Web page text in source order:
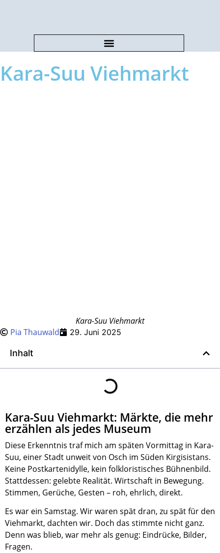
Kara-Suu Viehmarkt
Kara-Suu Viehmarkt
Pia Thauwald
29. Juni 2025
Inhalt
Kara-Suu Viehmarkt: Märkte, die mehr
erzählen als jedes Museum
Diese Erkenntnis traf mich am späten Vormittag in Kara-
Suu, einer Stadt unweit von Osch im Süden Kirgisistans.
Keine Postkartenidylle, kein folkloristisches Bühnenbild.
Stattdessen: gelebte Realität. Wirtschaft in Bewegung.
Stimmen, Gerüche, Gesten – roh, ehrlich, direkt.
Es war ein Samstag. Wir waren spät dran, zu spät für den
Viehmarkt, dachten wir. Doch das stimmte nicht ganz.
Denn was blieb, war mehr als genug: Eindrücke, Bilder,
Fragen.